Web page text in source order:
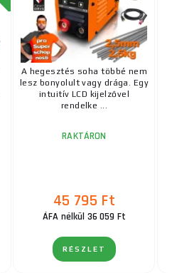
A hegesztés soha többé nem
lesz bonyolult vagy drága. Egy
intuitív LCD kijelzővel
rendelke ...
RAKTÁRON
45 795 Ft
ÁFA nélkül 36 059 Ft
RÉSZLET